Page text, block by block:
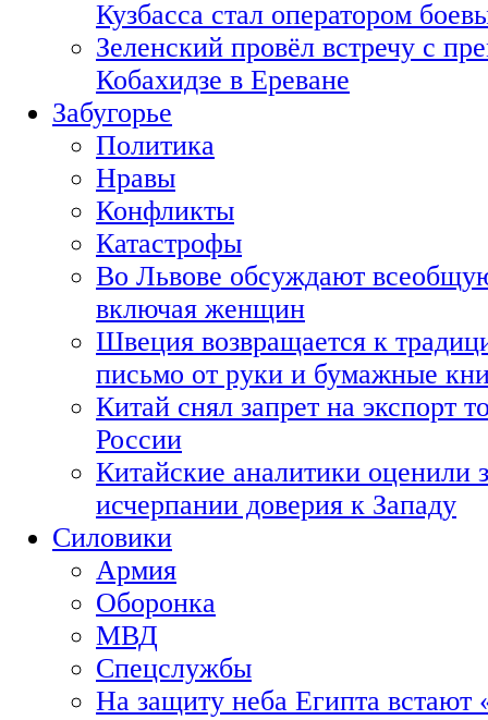
Кузбасса стал оператором
Зеленский провёл встречу с
Кобахидзе в Ереване
Забугорье
Политика
Нравы
Конфликты
Катастрофы
Во Львове обсуждают
включая женщин
Швеция возвращается к
письмо от руки и бумажные
Китай снял запрет на экспорт
России
Китайские аналитики оценили
исчерпании доверия к Западу
Силовики
Армия
Оборонка
МВД
Спецслужбы
На защиту неба Египта встают